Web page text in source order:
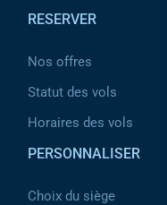
RESERVER
Nos offres
Statut des vols
Horaires des vols
PERSONNALISER
Choix du siège